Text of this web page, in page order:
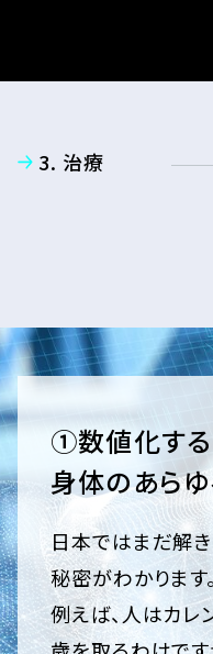
3. 治療
①数値化する
身体のあら
日本ではまだ解
秘密がわかります。
例えば、人はカレ